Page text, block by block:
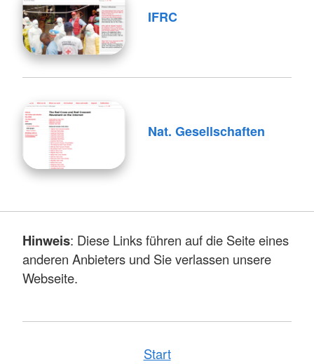
IFRC
Nat. Gesellschaften
Hinweis: Diese Links führen auf die Seite eines
anderen Anbieters und Sie verlassen unsere
Webseite.
Start